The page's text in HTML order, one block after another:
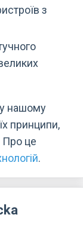
з
у нашому
принципи,
Про це
.